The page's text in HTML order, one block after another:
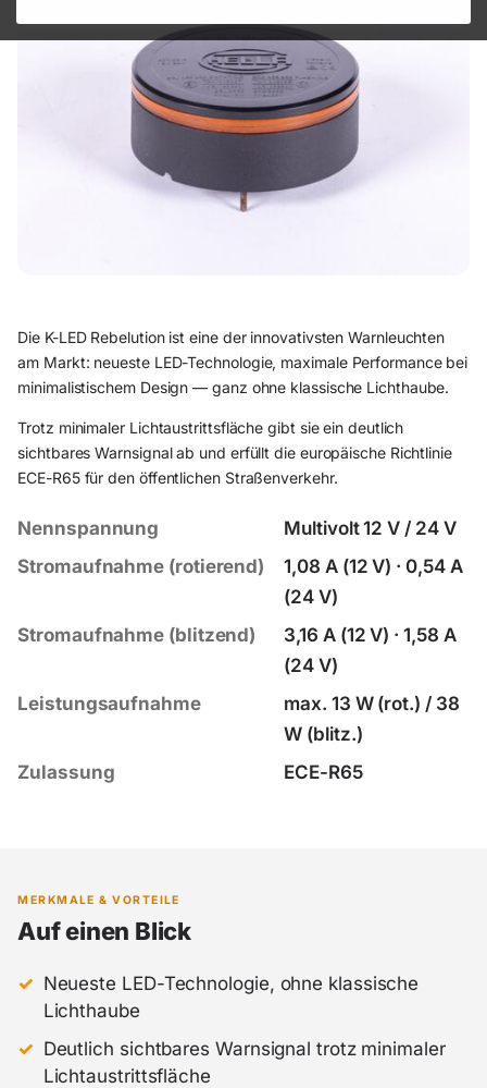
Die K-LED Rebelution ist eine der innovativsten Warnleuchten
am Markt: neueste LED-Technologie, maximale Performance bei
minimalistischem Design — ganz ohne klassische Lichthaube.
Trotz minimaler Lichtaustrittsfläche gibt sie ein deutlich
sichtbares Warnsignal ab und erfüllt die europäische Richtlinie
ECE-R65 für den öffentlichen Straßenverkehr.
Nennspannung
Multivolt 12 V / 24 V
Stromaufnahme (rotierend)
1,08 A (12 V) · 0,54 A
(24 V)
Stromaufnahme (blitzend)
3,16 A (12 V) · 1,58 A
(24 V)
Leistungsaufnahme
max. 13 W (rot.) / 38
W (blitz.)
Zulassung
ECE-R65
MERKMALE & VORTEILE
Auf einen Blick
Neueste LED-Technologie, ohne klassische
Lichthaube
Deutlich sichtbares Warnsignal trotz minimaler
Lichtaustrittsfläche